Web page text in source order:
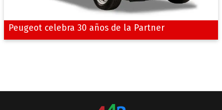
Peugeot celebra 30 años de la Partner